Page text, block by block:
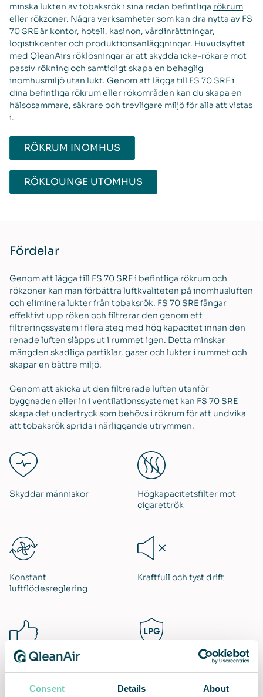
Consent Details About
minska lukten av tobaksrök i sina redan befintliga rökrum
eller rökzoner. Några verksamheter som kan dra nytta av FS
70 SRE är kontor, hotell, kasinon, vårdinrättningar,
logistikcenter och produktionsanläggningar. Huvudsyftet
med QleanAirs röklösningar är att skydda icke-rökare mot
passiv rökning och samtidigt skapa en behaglig
inomhusmiljö utan lukt. Genom att lägga till FS 70 SRE i
dina befintliga rökrum eller rökområden kan du skapa en
hälsosammare, säkrare och trevligare miljö för alla att vistas
i.
RÖKRUM INOMHUS
RÖKLOUNGE UTOMHUS
Fördelar
Genom att lägga till FS 70 SRE i befintliga rökrum och
rökzoner kan man förbättra luftkvaliteten på inomhusluften
och eliminera lukter från tobaksrök. FS 70 SRE fångar
effektivt upp röken och filtrerar den genom ett
filtreringssystem i flera steg med hög kapacitet innan den
renade luften släpps ut i rummet igen. Detta minskar
mängden skadliga partiklar, gaser och lukter i rummet och
skapar en bättre miljö.
Genom att skicka ut den filtrerade luften utanför
byggnaden eller in i ventilationssystemet kan FS 70 SRE
skapa det undertryck som behövs i rökrum för att undvika
att tobaksrök sprids i närliggande utrymmen.
Skyddar människor
Högkapacitetsfilter mot
cigarettrök
Konstant
luftflödesreglering
Kraftfull och tyst drift
Problemfri installation och
användning
Lifetime Performance
Guarantee